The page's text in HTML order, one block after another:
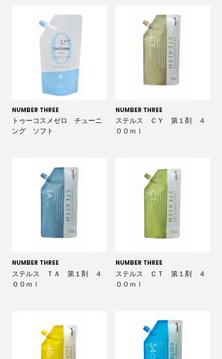
NUMBER THREE
トゥーコスメゼロ チューニ
ング ソフト
NUMBER THREE
ステルス ＣＹ 第１剤 ４
００ｍｌ
NUMBER THREE
ステルス ＴＡ 第１剤 ４
００ｍｌ
NUMBER THREE
ステルス ＣＴ 第１剤 ４
００ｍｌ